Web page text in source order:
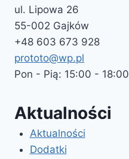
ul. Lipowa 26
55-002 Gajków
+48 603 673 928
prototo@wp.pl
Pon - Pią: 15:00 - 18:00
Aktualności
Aktualności
Dodatki